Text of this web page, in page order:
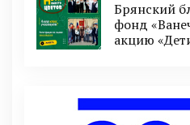
Брянский
фонд
акцию